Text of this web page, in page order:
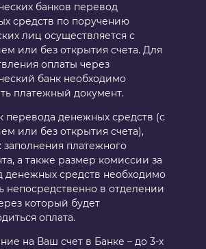
банков перевод
средств по поручению
лиц осуществляется с
или без открытия счета. Для
оплаты через
банк необходимо
платежный документ.
перевода денежных средств (с
или без открытия счета),
заполнения платежного
а также размер комиссии за
денежных средств необходимо
непосредственно в отделении
который будет
оплата.
на Ваш счет в Банке – до 3-х